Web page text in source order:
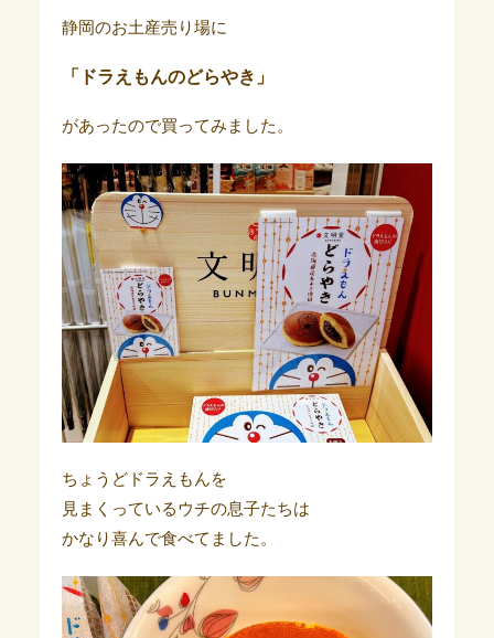
静岡のお土産売り場に
「ドラえもんのどらやき」
があったので買ってみました。
ちょうどドラえもんを
見まくっているウチの息子たちは
かなり喜んで食べてました。